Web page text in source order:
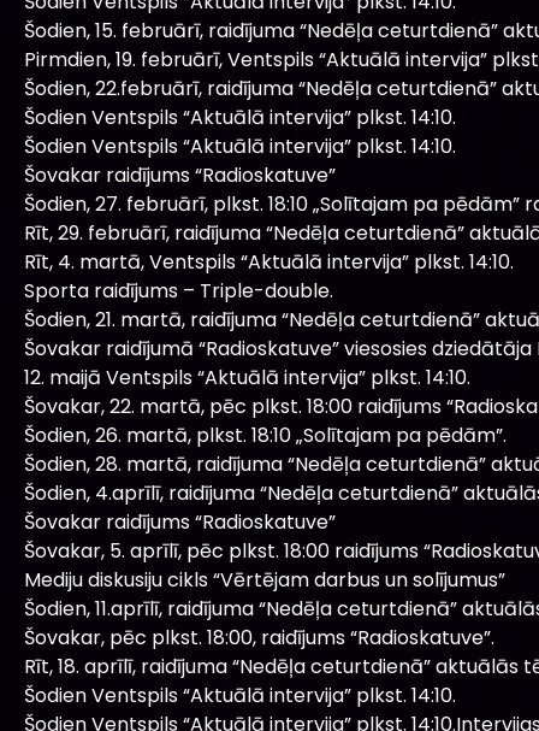
Šodien, 15. februārī, raidījuma “Nedēļa ceturtdienā”
Pirmdien, 19. februārī, Ventspils “Aktuālā intervija” plkst.
Šodien, 22.februārī, raidījuma “Nedēļa ceturtdienā”
Šodien Ventspils “Aktuālā intervija” plkst. 14:10.
Šodien Ventspils “Aktuālā intervija” plkst. 14:10.
Šovakar raidījums “Radioskatuve”
Šodien, 27. februārī, plkst. 18:10 „Solītajam pa pēdām”
Rīt, 29. februārī, raidījuma “Nedēļa ceturtdienā”
Rīt, 4. martā, Ventspils “Aktuālā intervija” plkst. 14:10.
Sporta raidījums – Triple-double.
Šodien, 21. martā, raidījuma “Nedēļa ceturtdienā”
Šovakar raidījumā “Radioskatuve” viesosies dziedātāja
12. maijā Ventspils “Aktuālā intervija” plkst. 14:10.
Šovakar, 22. martā, pēc plkst. 18:00 raidījums
Šodien, 26. martā, plkst. 18:10 „Solītajam pa pēdām”.
Šodien, 28. martā, raidījuma “Nedēļa ceturtdienā”
Šodien, 4.aprīlī, raidījuma “Nedēļa ceturtdienā”
Šovakar raidījums “Radioskatuve”
Šovakar, 5. aprīlī, pēc plkst. 18:00 raidījums
Mediju diskusiju cikls “Vērtējam darbus un solījumus”
Šodien, 11.aprīlī, raidījuma “Nedēļa ceturtdienā”
Šovakar, pēc plkst. 18:00, raidījums “Radioskatuve”.
Rīt, 18. aprīlī, raidījuma “Nedēļa ceturtdienā” aktuālās
Šodien Ventspils “Aktuālā intervija” plkst. 14:10.
Šodien Ventspils “Aktuālā intervija” plkst.